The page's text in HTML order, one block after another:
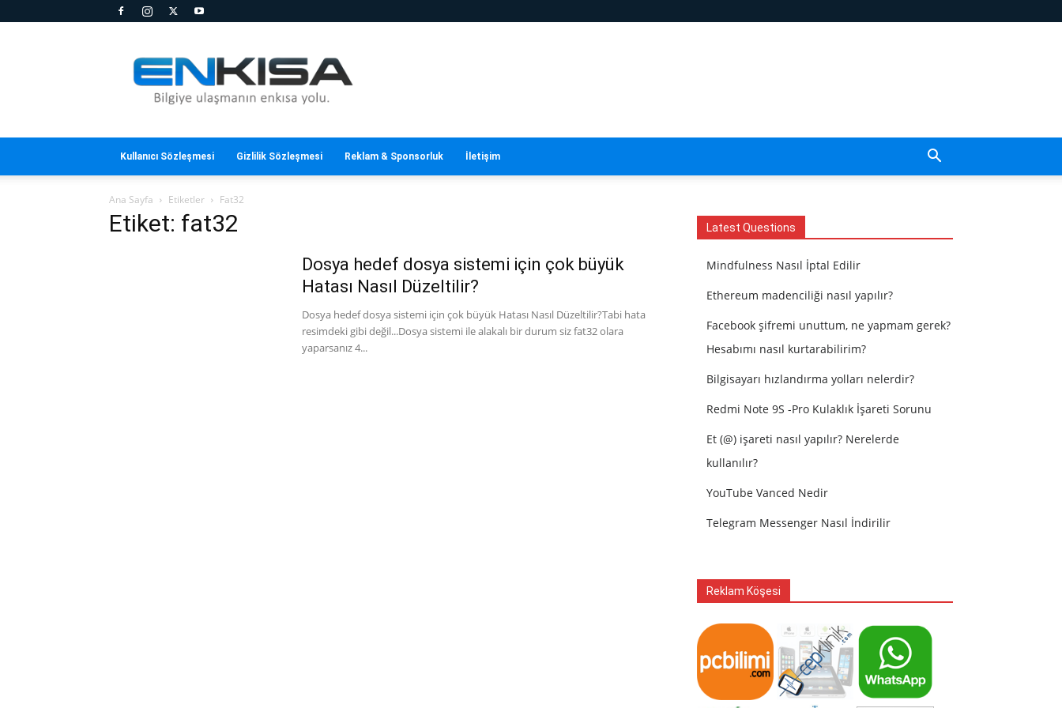
Kısa
Kullanıcı Sözleşmesi Gizlilik Sözleşmesi Reklam & Sponsorluk İletişim
Ana Sayfa Etiketler Fat32
Etiket: fat32
Dosya hedef dosya sistemi için çok büyük
Hatası Nasıl Düzeltilir?
Dosya hedef dosya sistemi için çok büyük Hatası Nasıl Düzeltilir?Tabi hata
resimdeki gibi değil...Dosya sistemi ile alakalı bir durum siz fat32 olara
yaparsanız 4...
Latest Questions
Mindfulness Nasıl İptal Edilir
Ethereum madenciliği nasıl yapılır?
Facebook şifremi unuttum, ne yapmam gerek?
Hesabımı nasıl kurtarabilirim?
Bilgisayarı hızlandırma yolları nelerdir?
Redmi Note 9S -Pro Kulaklık İşareti Sorunu
Et (@) işareti nasıl yapılır? Nerelerde
kullanılır?
YouTube Vanced Nedir
Telegram Messenger Nasıl İndirilir
Reklam Köşesi